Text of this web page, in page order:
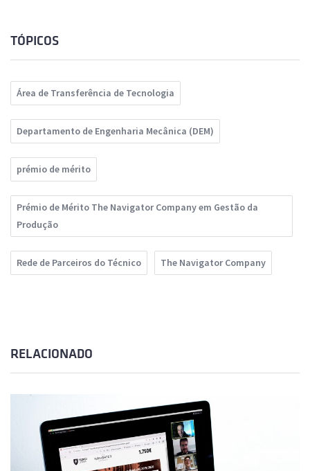
TÓPICOS
Área de Transferência de Tecnologia
Departamento de Engenharia Mecânica (DEM)
prémio de mérito
Prémio de Mérito The Navigator Company em Gestão da
Produção
Rede de Parceiros do Técnico The Navigator Company
RELACIONADO